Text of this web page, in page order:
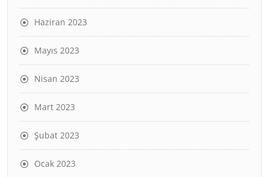
Haziran 2023
Mayıs 2023
Nisan 2023
Mart 2023
Şubat 2023
Ocak 2023